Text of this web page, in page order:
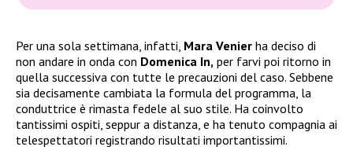
Per una sola settimana, infatti, Mara Venier ha deciso di
non andare in onda con Domenica In, per farvi poi ritorno in
quella successiva con tutte le precauzioni del caso. Sebbene
sia decisamente cambiata la formula del programma, la
conduttrice è rimasta fedele al suo stile. Ha coinvolto
tantissimi ospiti, seppur a distanza, e ha tenuto compagnia ai
telespettatori registrando risultati importantissimi.